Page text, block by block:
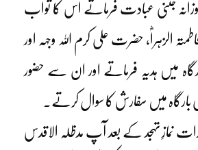
جتنی عبادت فرماتے اس کا ثواب
الزہراؓ، حضرت علی کرم اللہ وجہہ اور
میں ہدیہ فرماتے اور ان سے حضور
کی بارگاہ میں سفارش کا سوال کرتے۔
1997 کی رات نمازِ تہجد کے بعد آپ مدظلہ الاقدس